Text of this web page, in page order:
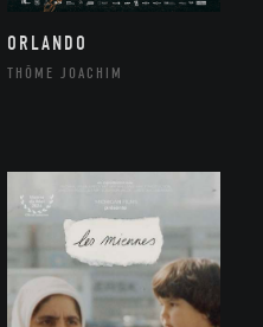
ORLANDO
THÔME JOACHIM